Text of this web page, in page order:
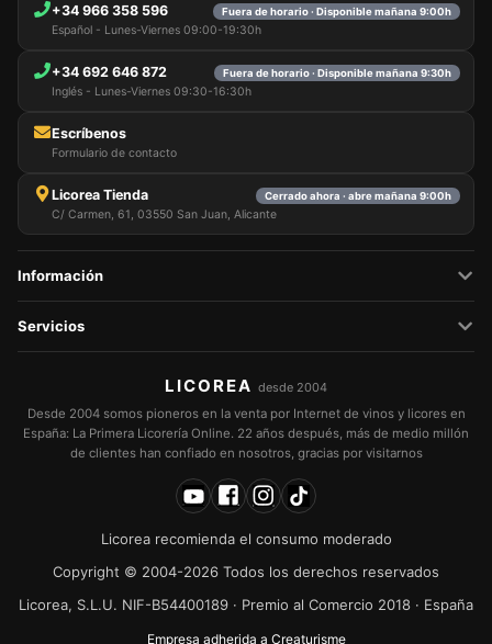
+34 966 358 596 Fuera de horario · Disponible mañana 9:00h
Español - Lunes-Viernes 09:00-19:30h
+34 692 646 872 Fuera de horario · Disponible mañana 9:30h
Inglés - Lunes-Viernes 09:30-16:30h
Escríbenos
Formulario de contacto
Licorea Tienda Cerrado ahora · abre mañana 9:00h
C/ Carmen, 61, 03550 San Juan, Alicante
Información
Servicios
LICOREA desde 2004
Desde 2004 somos pioneros en la venta por Internet de vinos y licores en
España: La Primera Licorería Online. 22 años después, más de medio millón
de clientes han confiado en nosotros, gracias por visitarnos
Licorea recomienda el consumo moderado
Copyright © 2004-2026 Todos los derechos reservados
Licorea, S.L.U. NIF-B54400189 · Premio al Comercio 2018 · España
Empresa adherida a Creaturisme